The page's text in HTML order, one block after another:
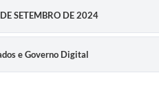
SETEMBRO DE 2024
e Governo Digital